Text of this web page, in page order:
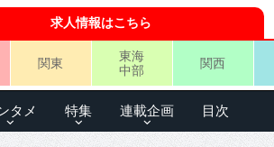
求人情報はこちら
関東
東海
中部
関西
タメ 特集 連載企画 目次